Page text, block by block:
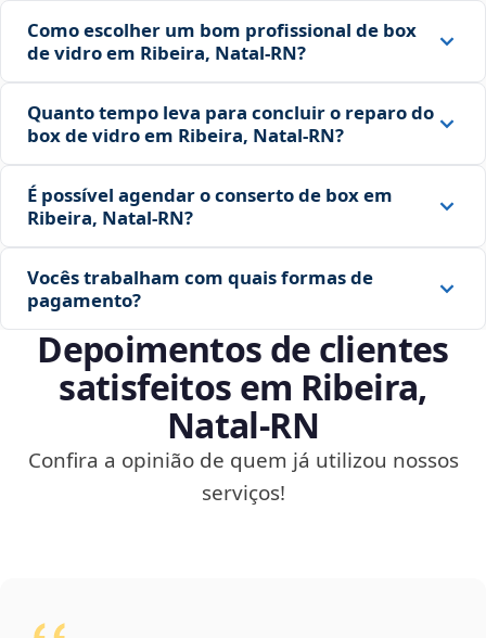
Como escolher um bom profissional de box
de vidro em Ribeira, Natal‑RN?
Quanto tempo leva para concluir o reparo do
box de vidro em Ribeira, Natal‑RN?
É possível agendar o conserto de box em
Ribeira, Natal‑RN?
Vocês trabalham com quais formas de
pagamento?
Depoimentos de clientes
satisfeitos em Ribeira,
Natal‑RN
Confira a opinião de quem já utilizou nossos
serviços!